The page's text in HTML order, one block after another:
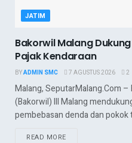
JATIM
Bakorwil Malang
Pajak Kendaraan
BYADMIN SMC 7 AGUSTUS 2026 2
Malang, SeputarMalang.Com –
(Bakorwil) III Malang
pembebasan denda dan pokok
READ MORE